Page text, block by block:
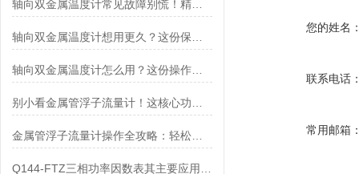
轴向双金属温度计常见故障别慌！精准定位，轻松搞定难题
轴向双金属温度计怎么用？这份操作指南，新手也能快速拿捏！
金属管浮子流量计操作全攻略：轻松拿捏，精准掌控每一步！
您的姓名
联系电话
常用邮箱